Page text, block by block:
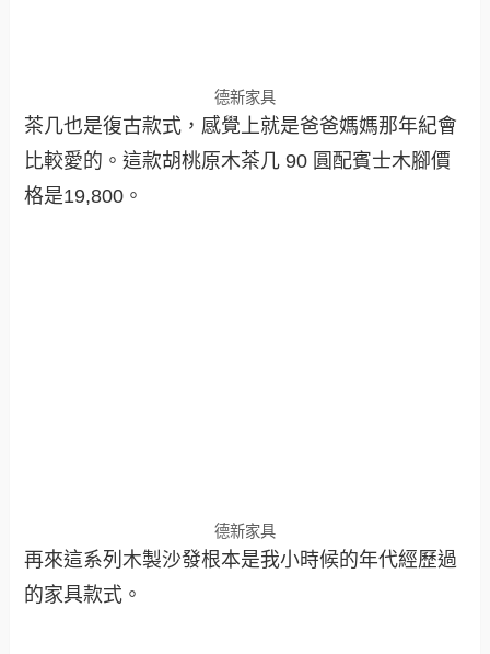
德新家具
茶几也是復古款式，感覺上就是爸爸媽媽那年紀會
比較愛的。這款胡桃原木茶几 90 圓配賓士木腳價
格是19,800。
德新家具
再來這系列木製沙發根本是我小時候的年代經歷過
的家具款式。